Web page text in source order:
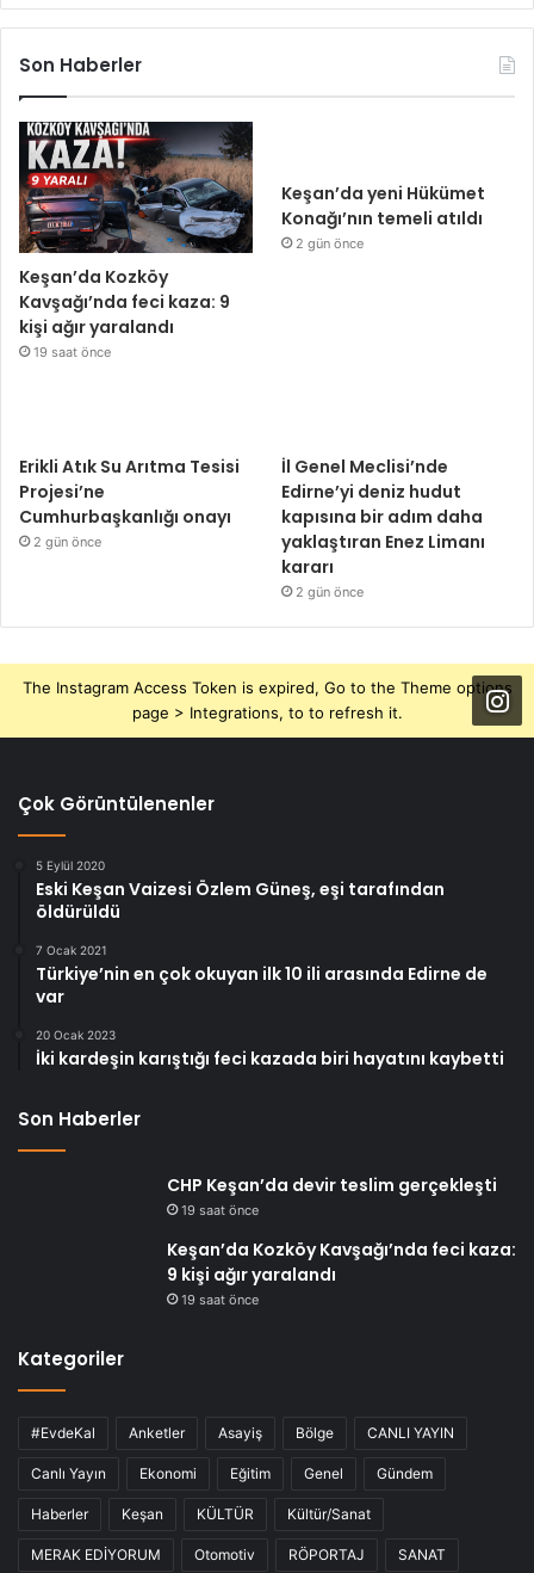
Son Haberler
Keşan’da Kozköy
Kavşağı’nda feci kaza: 9
kişi ağır yaralandı
19 saat önce
Keşan’da yeni Hükümet
Konağı’nın temeli atıldı
2 gün önce
Erikli Atık Su Arıtma Tesisi
Projesi’ne
Cumhurbaşkanlığı onayı
2 gün önce
İl Genel Meclisi’nde
Edirne’yi deniz hudut
kapısına bir adım daha
yaklaştıran Enez Limanı
kararı
2 gün önce
The Instagram Access Token is expired, Go to the Theme options
page > Integrations, to to refresh it.
Çok Görüntülenenler
5 Eylül 2020
Eski Keşan Vaizesi Özlem Güneş, eşi tarafından
öldürüldü
7 Ocak 2021
Türkiye’nin en çok okuyan ilk 10 ili arasında Edirne de
var
20 Ocak 2023
İki kardeşin karıştığı feci kazada biri hayatını kaybetti
Son Haberler
CHP Keşan’da devir teslim gerçekleşti
19 saat önce
Keşan’da Kozköy Kavşağı’nda feci kaza:
9 kişi ağır yaralandı
19 saat önce
Kategoriler
#EvdeKal Anketler Asayiş Bölge CANLI YAYIN
Canlı Yayın Ekonomi Eğitim Genel Gündem
Haberler Keşan KÜLTÜR Kültür/Sanat
MERAK EDİYORUM Otomotiv RÖPORTAJ SANAT